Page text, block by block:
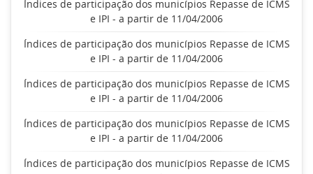
Índices de participação dos municípios Repasse de ICMS
e IPI - a partir de 11/04/2006
Índices de participação dos municípios Repasse de ICMS
e IPI - a partir de 11/04/2006
Índices de participação dos municípios Repasse de ICMS
e IPI - a partir de 11/04/2006
Índices de participação dos municípios Repasse de ICMS
e IPI - a partir de 11/04/2006
Índices de participação dos municípios Repasse de ICMS